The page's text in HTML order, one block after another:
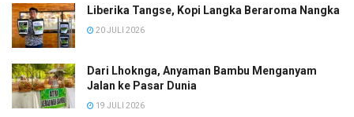
Liberika Tangse, Kopi Langka Beraroma Nangka
20 JULI 2026
Dari Lhoknga, Anyaman Bambu Menganyam
Jalan ke Pasar Dunia
19 JULI 2026